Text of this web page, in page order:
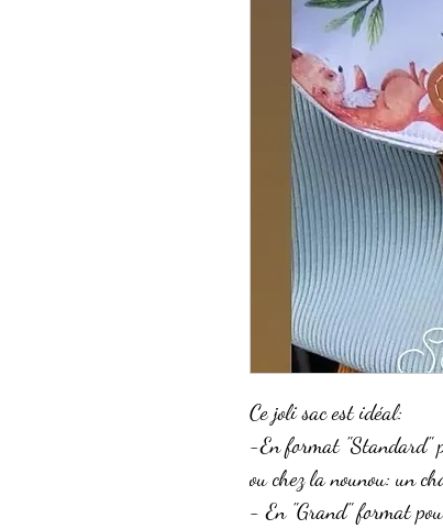
Ce joli sac est idéal:
-En format "Standard"
ou chez la nounou: un
- En "Grand" format